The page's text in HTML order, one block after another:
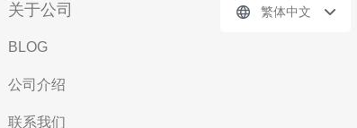
关于公司
BLOG
公司介绍
联系我们
繁体中文